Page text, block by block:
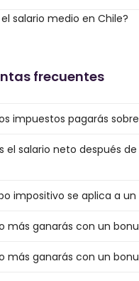
salario medio en Chile?
frecuentes
impuestos pagarás
el salario neto después
impositivo se aplica a
más ganarás con un
más ganarás con un